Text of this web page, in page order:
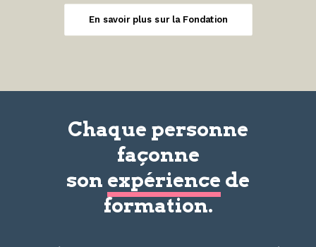
En savoir plus sur la Fondation
Chaque personne
façonne
son expérience de
formation.